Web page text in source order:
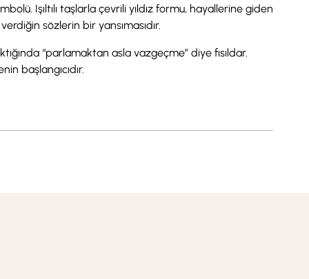
Işıltılı taşlarla çevrili yıldız formu, hayallerine giden
sözlerin bir yansımasıdır.
“parlamaktan asla vazgeçme” diye fısıldar.
başlangıcıdır.